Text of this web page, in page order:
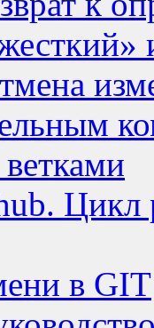
Цикл
в GIT